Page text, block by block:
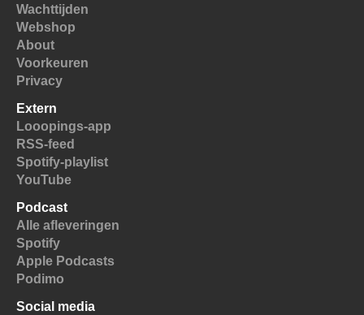
Wachttijden
Webshop
About
Voorkeuren
Privacy
Extern
Looopings-app
RSS-feed
Spotify-playlist
YouTube
Podcast
Alle afleveringen
Spotify
Apple Podcasts
Podimo
Social media